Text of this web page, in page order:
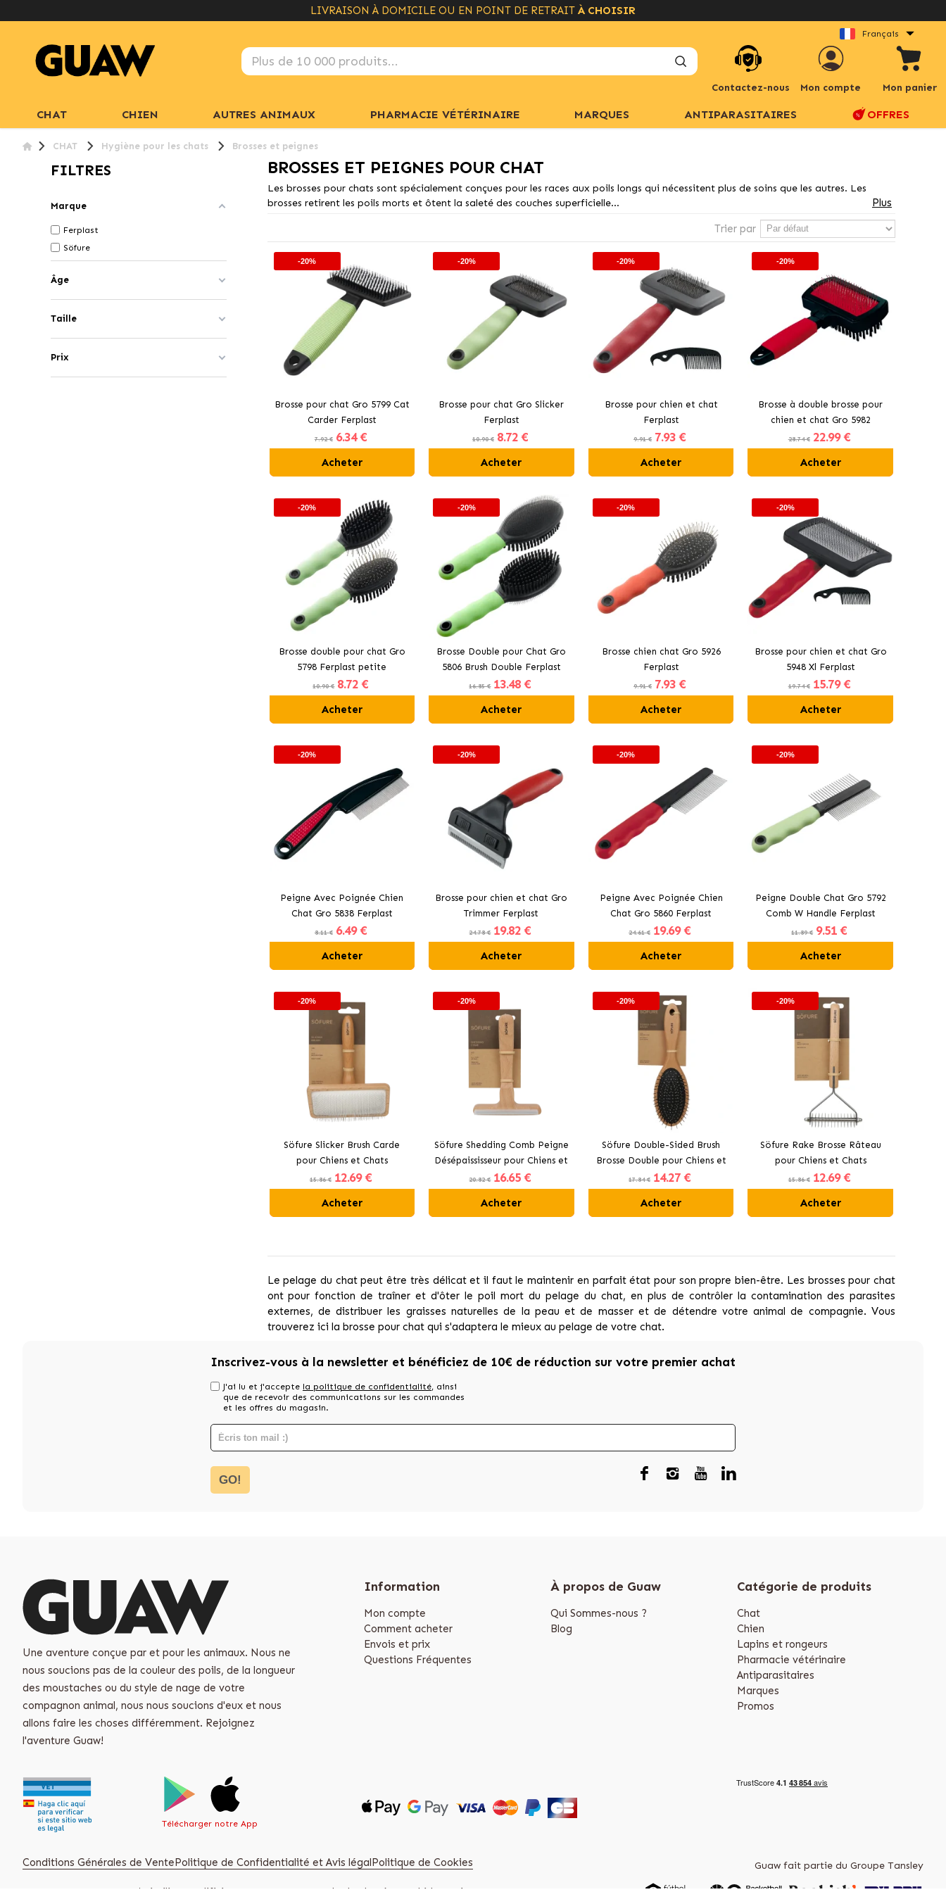
LIVRAISON À DOMICILE OU EN POINT DE RETRAIT À CHOISIR
LIVRAISON GRATUITE À PARTIR DE 49€+ INFO
Français
Contactez-nous Mon compte Mon panier
CHAT CHIEN AUTRES ANIMAUX PHARMACIE VÉTÉRINAIRE MARQUES ANTIPARASITAIRES OFFRES
CHAT Hygiène pour les chats Brosses et peignes
FILTRES
Marque
Ferplast
Söfure
Âge
Taille
Prix
BROSSES ET PEIGNES POUR CHAT
Les brosses pour chats sont spécialement conçues pour les races aux poils longs qui nécessitent plus de soins que les autres. Les
brosses retirent les poils morts et ôtent la saleté des couches superficielle...
Plus
Trier par
-20%
Brosse pour chat Gro 5799 Cat
Carder Ferplast
7.92 € 6.34 €
Acheter
-20%
Brosse pour chat Gro Slicker
Ferplast
10.90 € 8.72 €
Acheter
-20%
Brosse pour chien et chat
Ferplast
9.91 € 7.93 €
Acheter
-20%
Brosse à double brosse pour
chien et chat Gro 5982
Ferplast
28.74 € 22.99 €
Acheter
-20%
Brosse double pour chat Gro
5798 Ferplast petite
10.90 € 8.72 €
Acheter
-20%
Brosse Double pour Chat Gro
5806 Brush Double Ferplast
16.85 € 13.48 €
Acheter
-20%
Brosse chien chat Gro 5926
Ferplast
9.91 € 7.93 €
Acheter
-20%
Brosse pour chien et chat Gro
5948 Xl Ferplast
19.74 € 15.79 €
Acheter
-20%
Peigne Avec Poignée Chien
Chat Gro 5838 Ferplast
8.11 € 6.49 €
Acheter
-20%
Brosse pour chien et chat Gro
Trimmer Ferplast
24.78 € 19.82 €
Acheter
-20%
Peigne Avec Poignée Chien
Chat Gro 5860 Ferplast
24.61 € 19.69 €
Acheter
-20%
Peigne Double Chat Gro 5792
Comb W Handle Ferplast
11.89 € 9.51 €
Acheter
-20%
Söfure Slicker Brush Carde
pour Chiens et Chats
15.86 € 12.69 €
Acheter
-20%
Söfure Shedding Comb Peigne
Désépaississeur pour Chiens et
Chats
20.82 € 16.65 €
Acheter
-20%
Söfure Double-Sided Brush
Brosse Double pour Chiens et
Chats
17.84 € 14.27 €
Acheter
-20%
Söfure Rake Brosse Râteau
pour Chiens et Chats
15.86 € 12.69 €
Acheter
Le pelage du chat peut être très délicat et il faut le maintenir en parfait état pour son propre bien-être. Les brosses pour chat
ont pour fonction de traîner et d'ôter le poil mort du pelage du chat, en plus de contrôler la contamination des parasites
externes, de distribuer les graisses naturelles de la peau et de masser et de détendre votre animal de compagnie. Vous
trouverez ici la brosse pour chat qui s'adaptera le mieux au pelage de votre chat.
Inscrivez-vous à la newsletter et bénéficiez de 10€ de réduction sur votre premier achat
J'ai lu et j'accepte la politique de confidentialité, ainsi
que de recevoir des communications sur les commandes
et les offres du magasin.
GO!
Une aventure conçue par et pour les animaux. Nous ne
nous soucions pas de la couleur des poils, de la longueur
des moustaches ou du style de nage de votre
compagnon animal, nous nous soucions d'eux et nous
allons faire les choses différemment. Rejoignez
l'aventure Guaw!
Information
Mon compte
Comment acheter
Envois et prix
Questions Fréquentes
À propos de Guaw
Qui Sommes-nous ?
Blog
Catégorie de produits
Chat
Chien
Lapins et rongeurs
Pharmacie vétérinaire
Antiparasitaires
Marques
Promos
Télécharger notre App
Conditions Générales de VentePolitique de Confidentialité et Avis légalPolitique de Cookies Guaw fait partie du Groupe Tansley